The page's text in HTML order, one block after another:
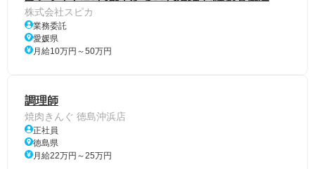
株式会社スピカ
業務委託
愛媛県
月給10万円～50万円
調理師
焼肉きんぐ 徳島沖浜店
正社員
徳島県
月給22万円～25万円